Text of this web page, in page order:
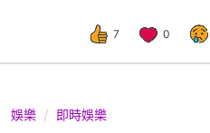
7 0
娛樂 即時娛樂